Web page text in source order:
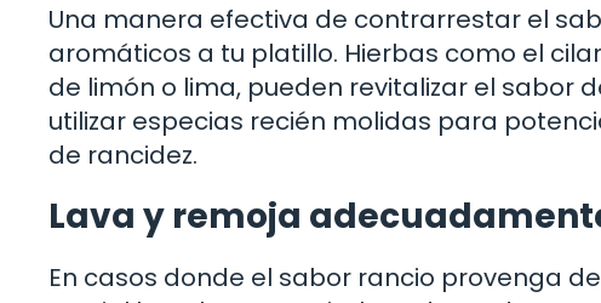
Una manera efectiva de contrarrestar el
aromáticos a tu platillo. Hierbas como el
de limón o lima, pueden revitalizar el sabor
utilizar especias recién molidas para
de rancidez.
Lava y remoja
En casos donde el sabor rancio provenga